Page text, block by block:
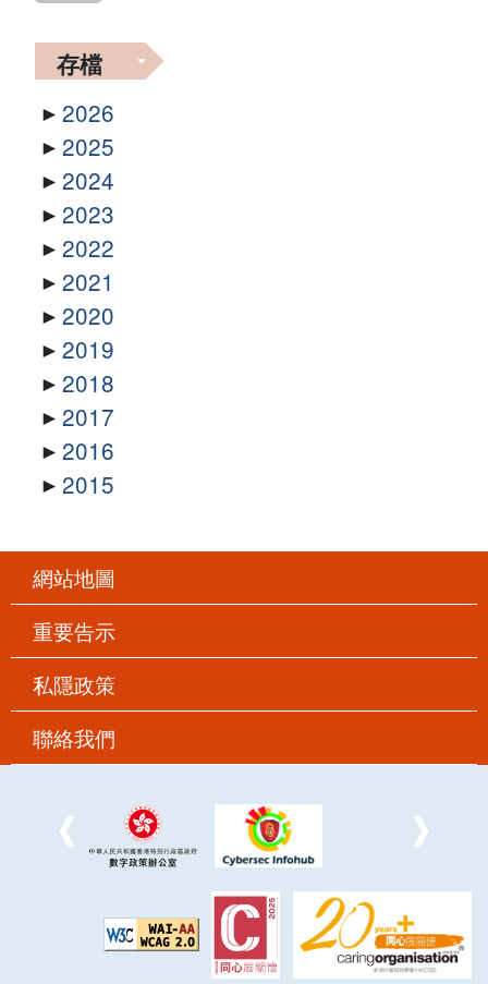
存檔
2026
2025
2024
2023
2022
2021
2020
2019
2018
2017
2016
2015
網站地圖
重要告示
私隱政策
聯絡我們